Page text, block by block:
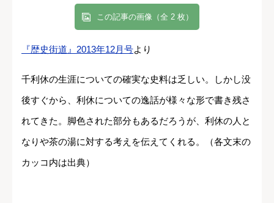
この記事の画像（全 2 枚）
『歴史街道』2013年12月号より
千利休の生涯についての確実な史料は乏しい。しかし没
後すぐから、利休についての逸話が様々な形で書き残さ
れてきた。脚色された部分もあるだろうが、利休の人と
なりや茶の湯に対する考えを伝えてくれる。（各文末の
カッコ内は出典）